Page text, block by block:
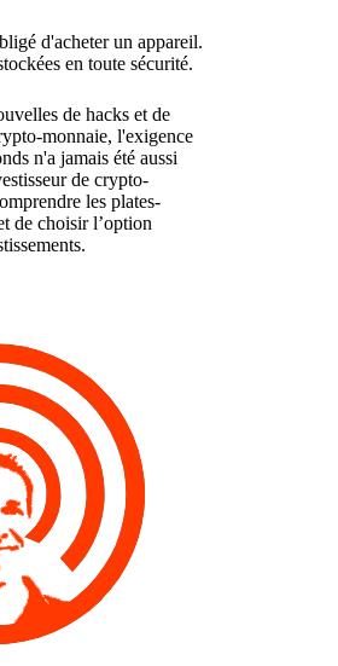
d'acheter un appareil.
en toute sécurité.
de hacks et de
monnaie, l'exigence
n'a jamais été aussi
de crypto-
les plates-
de choisir l’option